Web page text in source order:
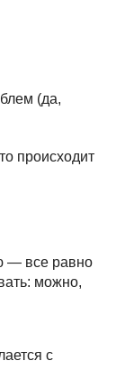
(да,
происходит
— все равно
можно,
с